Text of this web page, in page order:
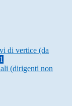
di vertice (da
1
(dirigenti non